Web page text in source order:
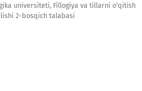
universiteti, Fillogiya va tillarni o‘qitish
2-bosqich talabasi